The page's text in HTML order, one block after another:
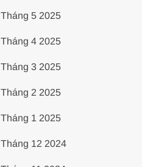
Tháng 5 2025
Tháng 4 2025
Tháng 3 2025
Tháng 2 2025
Tháng 1 2025
Tháng 12 2024